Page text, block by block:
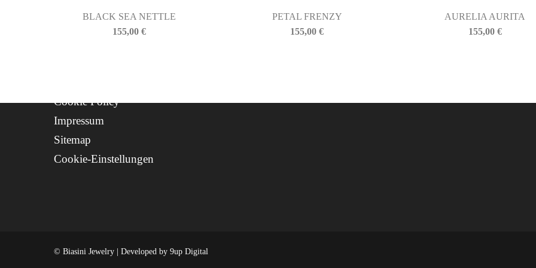
BLACK SEA NETTLE
155,00€
PETAL FRENZY
155,00€
AURELIA AURITA
155,00 €
WhatsApp Support
Cookie Policy
Impressum
Sitemap
Cookie-Einstellungen
© Biasini Jewelry | Developed by 9up Digital